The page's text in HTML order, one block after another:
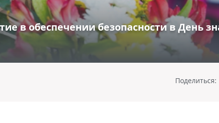
в обеспечении безопасности в День
Поделиться: